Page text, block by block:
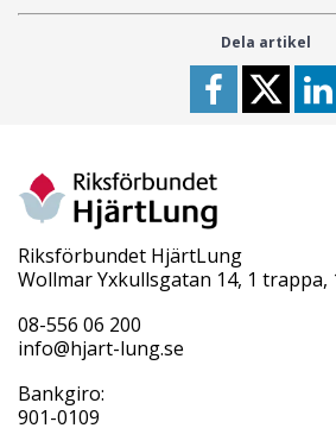
Dela artikel
Riksförbundet HjärtLung
Wollmar Yxkullsgatan 14, 1 trappa,
08-556 06 200
info@hjart-lung.se
Bankgiro:
901-0109